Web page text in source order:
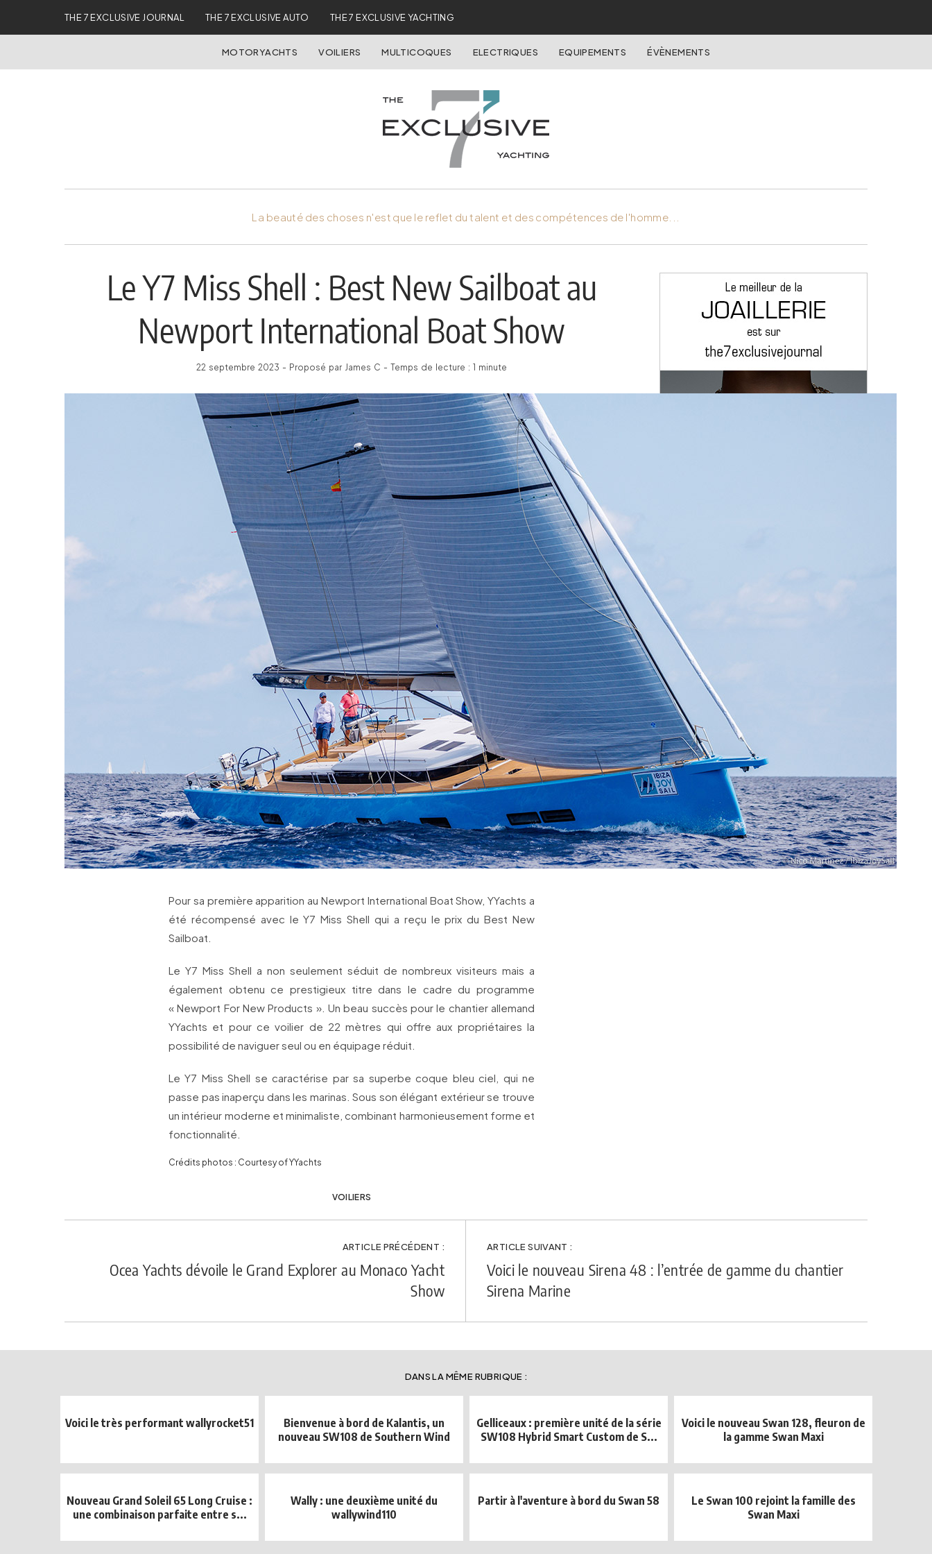
THE 7 EXCLUSIVE JOURNAL THE 7 EXCLUSIVE AUTO THE 7 EXCLUSIVE YACHTING
MOTORYACHTS VOILIERS MULTICOQUES ELECTRIQUES EQUIPEMENTS ÉVÈNEMENTS
La beauté des choses n'est que le reflet du talent et des compétences de l'homme...
Le Y7 Miss Shell : Best New Sailboat au
Newport International Boat Show
22 septembre 2023 - Proposé par James C - Temps de lecture : 1 minute
Pour sa première apparition au Newport International Boat Show, YYachts a
été récompensé avec le Y7 Miss Shell qui a reçu le prix du Best New
Sailboat.
Le Y7 Miss Shell a non seulement séduit de nombreux visiteurs mais a
également obtenu ce prestigieux titre dans le cadre du programme
« Newport For New Products ». Un beau succès pour le chantier allemand
YYachts et pour ce voilier de 22 mètres qui offre aux propriétaires la
possibilité de naviguer seul ou en équipage réduit.
Le Y7 Miss Shell se caractérise par sa superbe coque bleu ciel, qui ne
passe pas inaperçu dans les marinas. Sous son élégant extérieur se trouve
un intérieur moderne et minimaliste, combinant harmonieusement forme et
fonctionnalité.
Crédits photos : Courtesy of YYachts
VOILIERS
ARTICLE PRÉCÉDENT :
Ocea Yachts dévoile le Grand Explorer au Monaco Yacht
Show
ARTICLE SUIVANT :
Voici le nouveau Sirena 48 : l’entrée de gamme du chantier
Sirena Marine
DANS LA MÊME RUBRIQUE :
Voici le très performant wallyrocket51
Bienvenue à bord de Kalantis, un
nouveau SW108 de Southern Wind
Gelliceaux : première unité de la série
SW108 Hybrid Smart Custom de S...
Voici le nouveau Swan 128, fleuron de
la gamme Swan Maxi
Nouveau Grand Soleil 65 Long Cruise :
une combinaison parfaite entre s...
Wally : une deuxième unité du
wallywind110
Partir à l'aventure à bord du Swan 58
Le Swan 100 rejoint la famille des
Swan Maxi